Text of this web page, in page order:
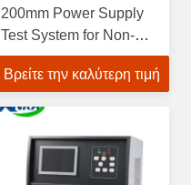
200mm Power Supply
Test System for Non-
Standard Performance
and Customized Needs
Βρείτε την καλύτερη τιμή